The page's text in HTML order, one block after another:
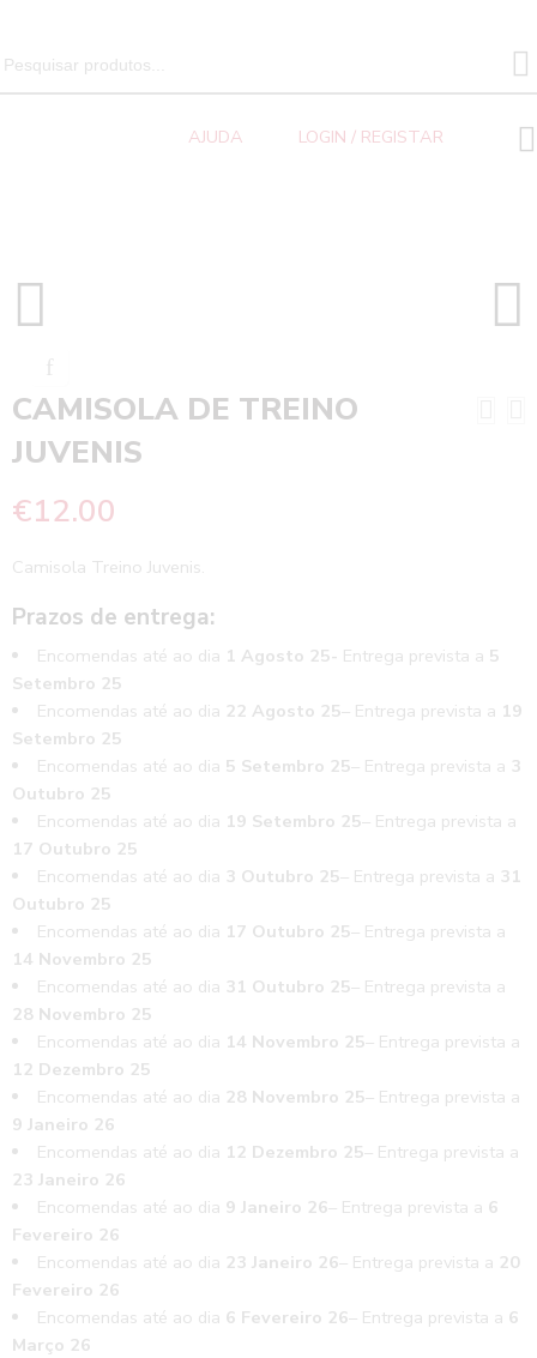
Search
for:
AJUDA LOGIN / REGISTAR
CAMISOLA DE TREINO
JUVENIS
€12.00
Camisola Treino Juvenis.
Prazos de entrega:
Encomendas até ao dia 1 Agosto 25- Entrega prevista a 5
Setembro 25
Encomendas até ao dia 22 Agosto 25– Entrega prevista a 19
Setembro 25
Encomendas até ao dia 5 Setembro 25– Entrega prevista a 3
Outubro 25
Encomendas até ao dia 19 Setembro 25– Entrega prevista a
17 Outubro 25
Encomendas até ao dia 3 Outubro 25– Entrega prevista a 31
Outubro 25
Encomendas até ao dia 17 Outubro 25– Entrega prevista a
14 Novembro 25
Encomendas até ao dia 31 Outubro 25– Entrega prevista a
28 Novembro 25
Encomendas até ao dia 14 Novembro 25– Entrega prevista a
12 Dezembro 25
Encomendas até ao dia 28 Novembro 25– Entrega prevista a
9 Janeiro 26
Encomendas até ao dia 12 Dezembro 25– Entrega prevista a
23 Janeiro 26
Encomendas até ao dia 9 Janeiro 26– Entrega prevista a 6
Fevereiro 26
Encomendas até ao dia 23 Janeiro 26– Entrega prevista a 20
Fevereiro 26
Encomendas até ao dia 6 Fevereiro 26– Entrega prevista a 6
Março 26